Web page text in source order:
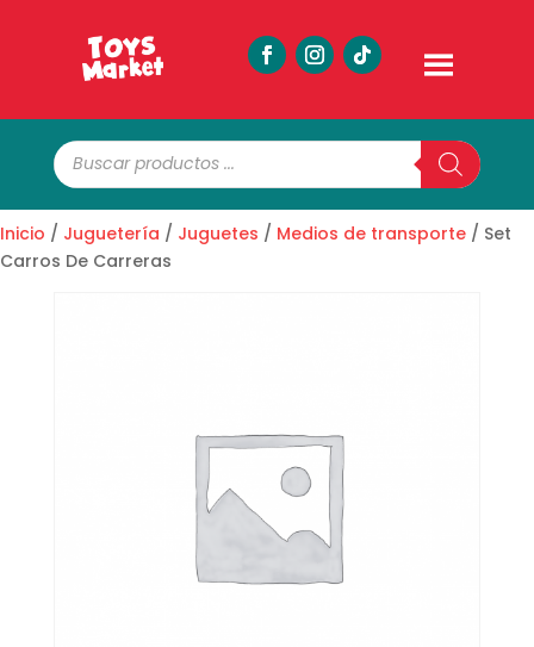
Búsqueda
de
productos
Inicio / Juguetería / Juguetes / Medios de transporte / Set
Carros De Carreras